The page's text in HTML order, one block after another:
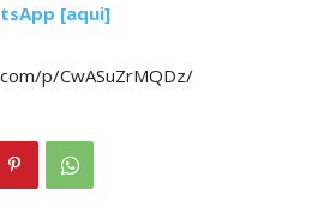
[aqui]
p/CwASuZrMQDz/